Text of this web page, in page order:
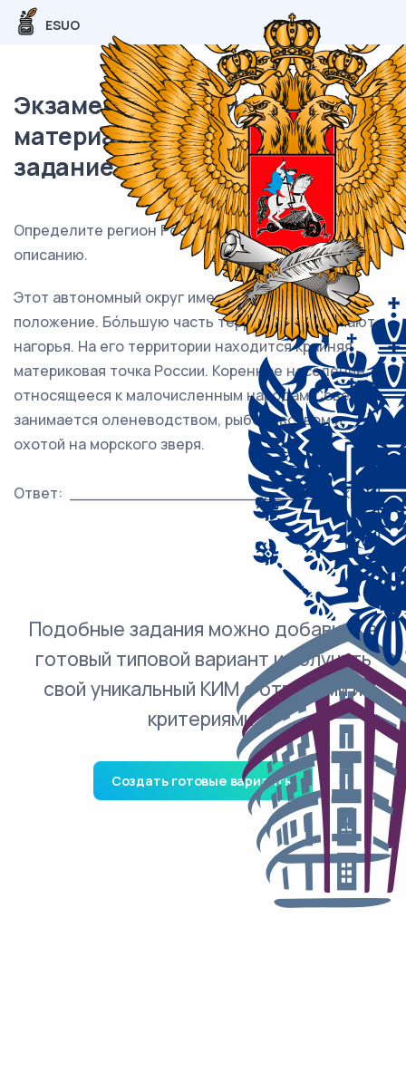
ESUO
Экзаменационный (типовой)
материал ОГЭ / География / 30
задание (24) / 43
Определите регион России по его краткому
описанию.
Этот автономный округ имеет приморское
положение. Бóльшую часть территории занимают
нагорья. На его территории находится крайняя
материковая точка России. Коренное население,
относящееся к малочисленным народам Севера,
занимается оленеводством, рыболовством и
охотой на морского зверя.
Ответ: ___________________________ край.
Подобные задания можно добавить в
готовый типовой вариант и получить
свой уникальный КИМ с ответами и
критериями.
Создать готовые варианты